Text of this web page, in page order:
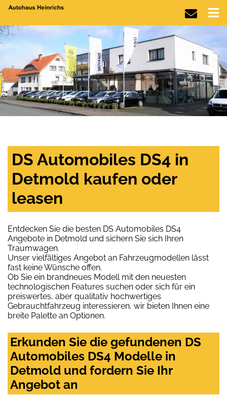
DS Automobiles DS4 in
Detmold kaufen oder
leasen
Entdecken Sie die besten DS Automobiles DS4
Angebote in Detmold und sichern Sie sich Ihren
Traumwagen.
Unser vielfältiges Angebot an Fahrzeugmodellen lässt
fast keine Wünsche offen.
Ob Sie ein brandneues Modell mit den neuesten
technologischen Features suchen oder sich für ein
preiswertes, aber qualitativ hochwertiges
Gebrauchtfahrzeug interessieren, wir bieten Ihnen eine
breite Palette an Optionen.
Erkunden Sie die gefundenen DS
Automobiles DS4 Modelle in
Detmold und fordern Sie Ihr
Angebot an